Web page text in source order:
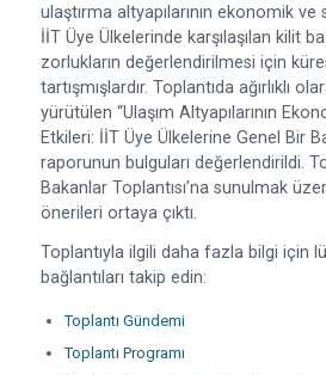
ulaştırma altyapılarının ekonomik
İİT Üye Ülkelerinde karşılaşılan kilit
zorlukların değerlendirilmesi için
tartışmışlardır. Toplantıda ağırlıklı
yürütülen “Ulaşım Altyapılarının
Etkileri: İİT Üye Ülkelerine Genel Bir
raporunun bulguları değerlendirildi.
Bakanlar Toplantısı’na sunulmak
önerileri ortaya çıktı.
Toplantıyla ilgili daha fazla bilgi için
bağlantıları takip edin:
Toplantı Gündemi
Toplantı Programı